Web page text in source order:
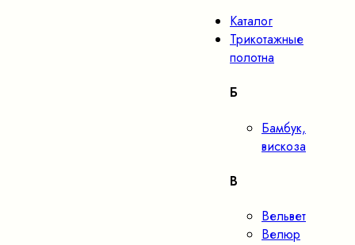
Каталог
Трикотажные
полотна
Б
Бамбук,
вискоза
В
Вельвет
Велюр